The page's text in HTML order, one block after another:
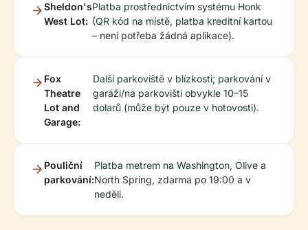
Sheldon's
West Lot:
Platba prostřednictvím systému Honk
(QR kód na místě, platba kreditní kartou
– není potřeba žádná aplikace).
Fox
Theatre
Lot and
Garage:
Další parkoviště v blízkosti; parkování v
garáži/na parkovišti obvykle 10–15
dolarů (může být pouze v hotovosti).
Pouliční
parkování:
Platba metrem na Washington, Olive a
North Spring, zdarma po 19:00 a v
neděli.